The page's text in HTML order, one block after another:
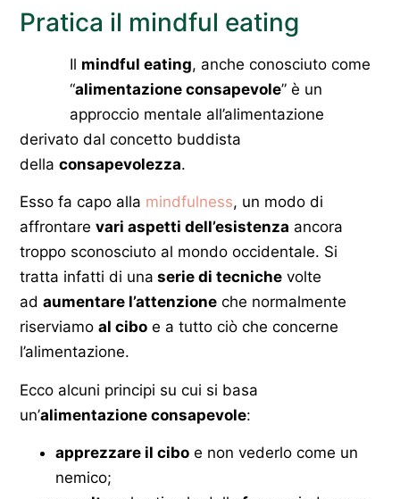
Pratica il mindful eating
Il mindful eating, anche conosciuto come
“alimentazione consapevole” è un
approccio mentale all’alimentazione
derivato dal concetto buddista
della consapevolezza.
Esso fa capo alla mindfulness, un modo di
affrontare vari aspetti dell’esistenza ancora
troppo sconosciuto al mondo occidentale. Si
tratta infatti di una serie di tecniche volte
ad aumentare l’attenzione che normalmente
riserviamo al cibo e a tutto ciò che concerne
l’alimentazione.
Ecco alcuni principi su cui si basa
un’alimentazione consapevole:
apprezzare il cibo e non vederlo come un
nemico;